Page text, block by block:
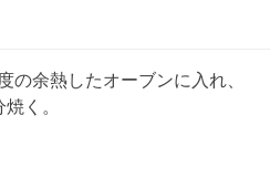
の余熱したオーブンに入れ、
く。